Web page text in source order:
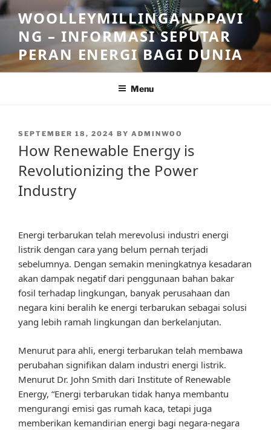
Skip
to
content
WOOLLEYMILLINGANDPAVI
NG – INFORMASI SEPUTAR
PERAN ENERGI BAGI DUNIA
Menu
POSTED
SEPTEMBER 18, 2024 BY ADMINWOO
How Renewable Energy is
Revolutionizing the Power
Industry
Energi terbarukan telah merevolusi industri energi
listrik dengan cara yang belum pernah terjadi
sebelumnya. Dengan semakin meningkatnya kesadaran
akan dampak negatif dari penggunaan bahan bakar
fosil terhadap lingkungan, banyak perusahaan dan
negara kini beralih ke energi terbarukan sebagai solusi
yang lebih ramah lingkungan dan berkelanjutan.
Menurut para ahli, energi terbarukan telah membawa
perubahan signifikan dalam industri energi listrik.
Menurut Dr. John Smith dari Institute of Renewable
Energy, “Energi terbarukan tidak hanya membantu
mengurangi emisi gas rumah kaca, tetapi juga
memberikan kemandirian energi bagi negara-negara